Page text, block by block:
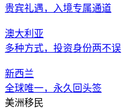
贵宾礼遇，入境专属通道
澳大利亚
多种方式，投资身份两不误
新西兰
全球唯一，永久回头签
美洲移民